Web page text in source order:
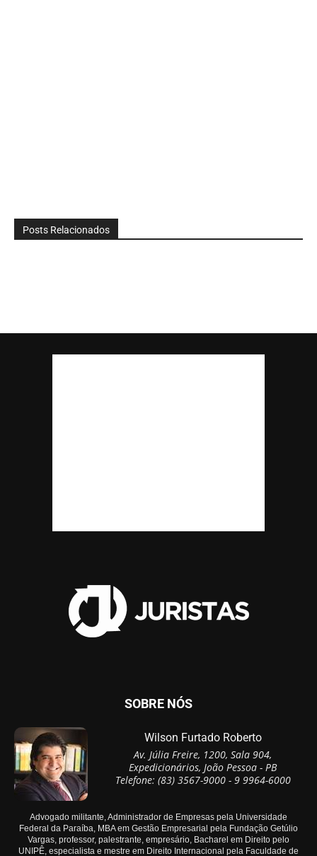
Posts Relacionados
SOBRE NÓS
Wilson Furtado Roberto
Av. Júlia Freire, 1200, Sala 904,
Expedicionários, João Pessoa - PB
Telefone: (83) 3567-9000 - 9 9964-6000
Advogado militante, Administrador de Empresas pela Universidade
Federal da Paraíba, MBA em Gestão Empresarial pela Fundação Getúlio
Vargas, professor, palestrante, empresário, Bacharel em Direito pelo
UNIPÊ, especialista e mestre em Direito Internacional pela Faculdade de